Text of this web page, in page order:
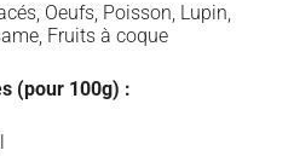
Oeufs, Poisson, Lupin,
Fruits à coque
(pour 100g) :